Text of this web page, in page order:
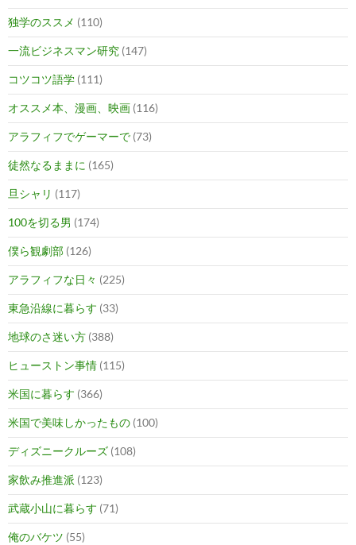
独学のススメ (110)
一流ビジネスマン研究 (147)
コツコツ語学 (111)
オススメ本、漫画、映画 (116)
アラフィフでゲーマーで (73)
徒然なるままに (165)
旦シャリ (117)
100を切る男 (174)
僕ら観劇部 (126)
アラフィフな日々 (225)
東急沿線に暮らす (33)
地球のさ迷い方 (388)
ヒューストン事情 (115)
米国に暮らす (366)
米国で美味しかったもの (100)
ディズニークルーズ (108)
家飲み推進派 (123)
武蔵小山に暮らす (71)
俺のバケツ (55)